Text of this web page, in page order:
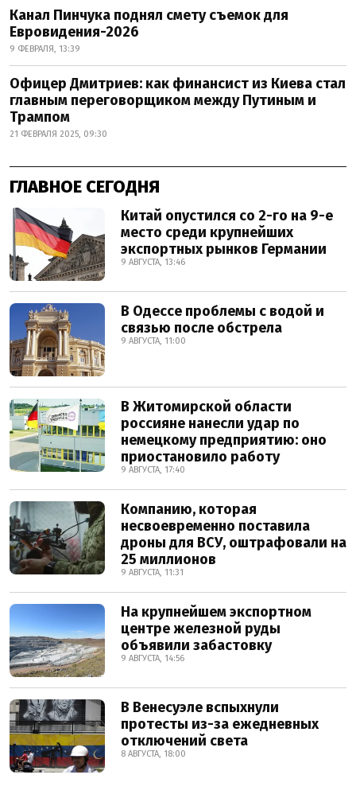
Канал Пинчука поднял смету съемок для
Евровидения-2026
9 ФЕВРАЛЯ, 13:39
Офицер Дмитриев: как финансист из Киева стал
главным переговорщиком между Путиным и
Трампом
21 ФЕВРАЛЯ 2025, 09:30
ГЛАВНОЕ СЕГОДНЯ
Китай опустился со 2-го на 9-е
место среди крупнейших
экспортных рынков Германии
9 АВГУСТА, 13:46
В Одессе проблемы с водой и
связью после обстрела
9 АВГУСТА, 11:00
В Житомирской области
россияне нанесли удар по
немецкому предприятию: оно
приостановило работу
9 АВГУСТА, 17:40
Компанию, которая
несвоевременно поставила
дроны для ВСУ, оштрафовали на
25 миллионов
9 АВГУСТА, 11:31
На крупнейшем экспортном
центре железной руды
объявили забастовку
9 АВГУСТА, 14:56
В Венесуэле вспыхнули
протесты из-за ежедневных
отключений света
8 АВГУСТА, 18:00